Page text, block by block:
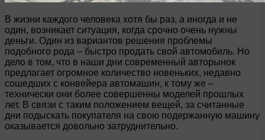
В жизни каждого человека хотя бы раз, а иногда и не
один, возникает ситуация, когда срочно очень нужны
деньги. Один из вариантов решения проблемы
подобного рода – быстро продать свой автомобиль. Но
дело в том, что в наши дни современный авторынок
предлагает огромное количество новеньких, недавно
сошедших с конвейера автомашин, к тому же –
технически они более совершенны моделей прошлых
лет. В связи с таким положением вещей, за считанные
дни подыскать покупателя на свою подержанную машину
оказывается довольно затруднительно.